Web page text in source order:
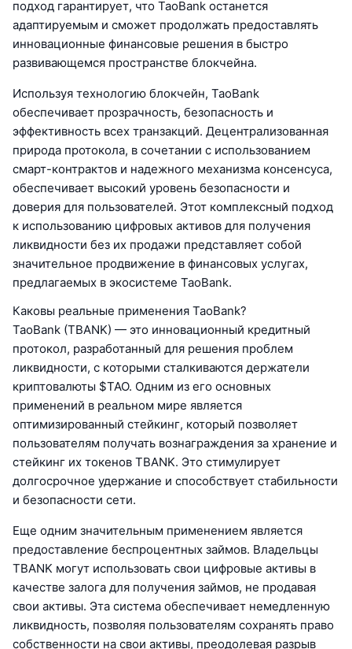
подход гарантирует, что TaoBank останется
адаптируемым и сможет продолжать предоставлять
инновационные финансовые решения в быстро
развивающемся пространстве блокчейна.
Используя технологию блокчейн, TaoBank
обеспечивает прозрачность, безопасность и
эффективность всех транзакций. Децентрализованная
природа протокола, в сочетании с использованием
смарт-контрактов и надежного механизма консенсуса,
обеспечивает высокий уровень безопасности и
доверия для пользователей. Этот комплексный подход
к использованию цифровых активов для получения
ликвидности без их продажи представляет собой
значительное продвижение в финансовых услугах,
предлагаемых в экосистеме TaoBank.
Каковы реальные применения TaoBank?
TaoBank (TBANK) — это инновационный кредитный
протокол, разработанный для решения проблем
ликвидности, с которыми сталкиваются держатели
криптовалюты $TAO. Одним из его основных
применений в реальном мире является
оптимизированный стейкинг, который позволяет
пользователям получать вознаграждения за хранение и
стейкинг их токенов TBANK. Это стимулирует
долгосрочное удержание и способствует стабильности
и безопасности сети.
Еще одним значительным применением является
предоставление беспроцентных займов. Владельцы
TBANK могут использовать свои цифровые активы в
качестве залога для получения займов, не продавая
свои активы. Эта система обеспечивает немедленную
ликвидность, позволяя пользователям сохранять право
собственности на свои активы, преодолевая разрыв